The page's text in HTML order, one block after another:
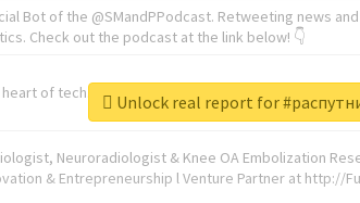
Bot of the @SMandPPodcast. Retweeting news
Check out the podcast at the link below! 👇
heart of tech.
Neuroradiologist & Knee OA Embolization
& Entrepreneurship l Venture Partner at http://
Unlock real report for